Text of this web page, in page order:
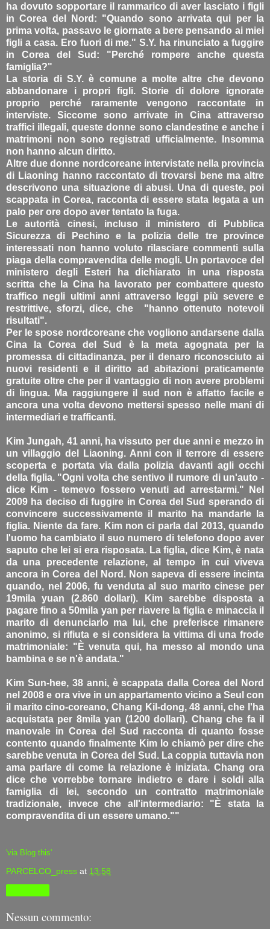
ha dovuto sopportare il rammarico di aver lasciato i figli
in Corea del Nord: "Quando sono arrivata qui per la
prima volta, passavo le giornate a bere pensando ai miei
figli a casa. Ero fuori di me." S.Y. ha rinunciato a fuggire
in Corea del Sud: "Perché rompere anche questa
famiglia?"
La storia di S.Y. è comune a molte altre che devono
abbandonare i propri figli. Storie di dolore ignorate
proprio perché raramente vengono raccontate in
interviste. Siccome sono arrivate in Cina attraverso
traffici illegali, queste donne sono clandestine e anche i
matrimoni non sono registrati ufficialmente. Insomma
non hanno alcun diritto.
Altre due donne nordcoreane intervistate nella provincia
di Liaoning hanno raccontato di trovarsi bene ma altre
descrivono una situazione di abusi. Una di queste, poi
scappata in Corea, racconta di essere stata legata a un
palo per ore dopo aver tentato la fuga.
Le autorità cinesi, incluso il ministero di Pubblica
Sicurezza di Pechino e la polizia delle tre province
interessati non hanno voluto rilasciare commenti sulla
piaga della compravendita delle mogli. Un portavoce del
ministero degli Esteri ha dichiarato in una risposta
scritta che la Cina ha lavorato per combattere questo
traffico negli ultimi anni attraverso leggi più severe e
restrittive, sforzi, dice, che "hanno ottenuto notevoli
risultati".
Per le spose nordcoreane che vogliono andarsene dalla
Cina la Corea del Sud è la meta agognata per la
promessa di cittadinanza, per il denaro riconosciuto ai
nuovi residenti e il diritto ad abitazioni praticamente
gratuite oltre che per il vantaggio di non avere problemi
di lingua. Ma raggiungere il sud non è affatto facile e
ancora una volta devono mettersi spesso nelle mani di
intermediari e trafficanti.
Kim Jungah, 41 anni, ha vissuto per due anni e mezzo in
un villaggio del Liaoning. Anni con il terrore di essere
scoperta e portata via dalla polizia davanti agli occhi
della figlia. "Ogni volta che sentivo il rumore di un'auto -
dice Kim - temevo fossero venuti ad arrestarmi." Nel
2009 ha deciso di fuggire in Corea del Sud sperando di
convincere successivamente il marito ha mandarle la
figlia. Niente da fare. Kim non ci parla dal 2013, quando
l'uomo ha cambiato il suo numero di telefono dopo aver
saputo che lei si era risposata. La figlia, dice Kim, è nata
da una precedente relazione, al tempo in cui viveva
ancora in Corea del Nord. Non sapeva di essere incinta
quando, nel 2006, fu venduta al suo marito cinese per
19mila yuan (2.860 dollari). Kim sarebbe disposta a
pagare fino a 50mila yan per riavere la figlia e minaccia il
marito di denunciarlo ma lui, che preferisce rimanere
anonimo, si rifiuta e si considera la vittima di una frode
matrimoniale: "È venuta qui, ha messo al mondo una
bambina e se n'è andata."
Kim Sun-hee, 38 anni, è scappata dalla Corea del Nord
nel 2008 e ora vive in un appartamento vicino a Seul con
il marito cino-coreano, Chang Kil-dong, 48 anni, che l'ha
acquistata per 8mila yan (1200 dollari). Chang che fa il
manovale in Corea del Sud racconta di quanto fosse
contento quando finalmente Kim lo chiamò per dire che
sarebbe venuta in Corea del Sud. La coppia tuttavia non
ama parlare di come la relazione è iniziata. Chang ora
dice che vorrebbe tornare indietro e dare i soldi alla
famiglia di lei, secondo un contratto matrimoniale
tradizionale, invece che all'intermediario: "È stata la
compravendita di un essere umano.""
'via Blog this'
PARCELCO_press at 13:58
Nessun commento: